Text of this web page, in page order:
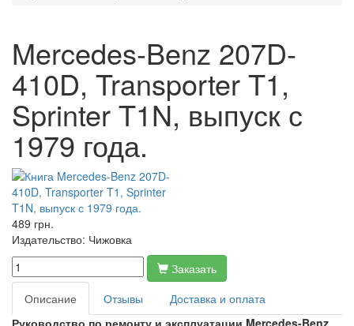
Mercedes-Benz 207D-
410D, Transporter T1,
Sprinter T1N, выпуск с
1979 года.
489 грн.
Издательство: Чижовка
Заказать
Описание
Отзывы
Доставка и оплата
Руководство по ремонту и эксплуатации Mercedes-Benz